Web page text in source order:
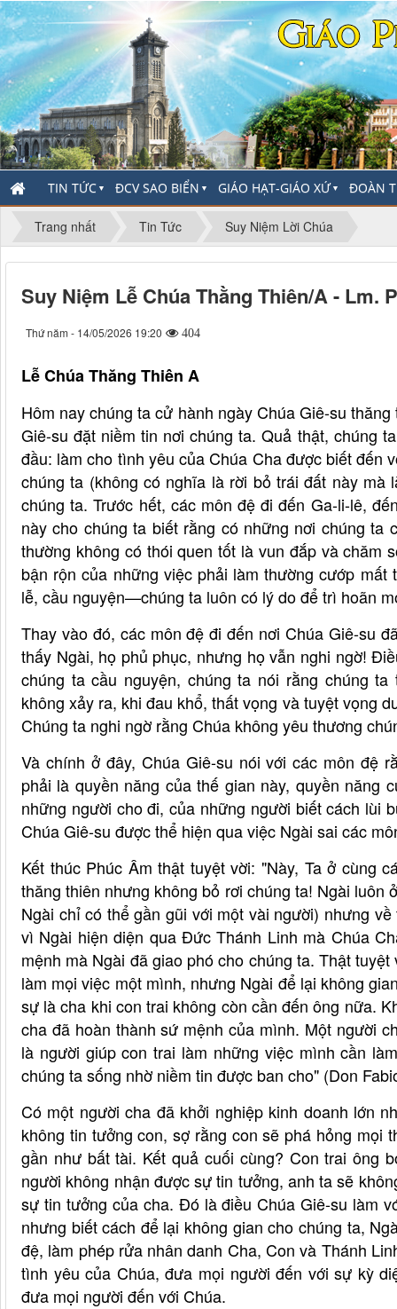
TIN TỨC ▼ ĐCV SAO BIỂN ▼ GIÁO HẠT-GIÁO XỨ▼ ĐOÀN
Trang nhất Tin Tức Suy Niệm Lời Chúa
Suy Niệm Lễ Chúa Thằng Thiên/A - Lm.
Thứ năm - 14/05/2026 19:20 404
Lễ Chúa Thăng Thiên A
Hôm nay chúng ta cử hành ngày Chúa Giê-su
Giê-su đặt niềm tin nơi chúng ta. Quả thật, chúng
đầu: làm cho tình yêu của Chúa Cha được biết đến
chúng ta (không có nghĩa là rời bỏ trái đất này
chúng ta. Trước hết, các môn đệ đi đến Ga-li-lê,
này cho chúng ta biết rằng có những nơi chúng
thường không có thói quen tốt là vun đắp và chăm
bận rộn của những việc phải làm thường cướp
lễ, cầu nguyện—chúng ta luôn có lý do để trì hoãn
Thay vào đó, các môn đệ đi đến nơi Chúa Giê-su
thấy Ngài, họ phủ phục, nhưng họ vẫn nghi ngờ!
chúng ta cầu nguyện, chúng ta nói rằng chúng
không xảy ra, khi đau khổ, thất vọng và tuyệt vọng
Chúng ta nghi ngờ rằng Chúa không yêu thương
Và chính ở đây, Chúa Giê-su nói với các môn đệ
phải là quyền năng của thế gian này, quyền năng
những người cho đi, của những người biết cách lùi
Chúa Giê-su được thể hiện qua việc Ngài sai các
Kết thúc Phúc Âm thật tuyệt vời: "Này, Ta ở cùng
thăng thiên nhưng không bỏ rơi chúng ta! Ngài luôn
Ngài chỉ có thể gần gũi với một vài người) nhưng
vì Ngài hiện diện qua Đức Thánh Linh mà Chúa
mệnh mà Ngài đã giao phó cho chúng ta. Thật
làm mọi việc một mình, nhưng Ngài để lại không
sự là cha khi con trai không còn cần đến ông nữa.
cha đã hoàn thành sứ mệnh của mình. Một người
là người giúp con trai làm những việc mình cần
chúng ta sống nhờ niềm tin được ban cho" (Don
Có một người cha đã khởi nghiệp kinh doanh lớn
không tin tưởng con, sợ rằng con sẽ phá hỏng
gần như bất tài. Kết quả cuối cùng? Con trai ông
người không nhận được sự tin tưởng, anh ta sẽ
sự tin tưởng của cha. Đó là điều Chúa Giê-su làm
nhưng biết cách để lại không gian cho chúng ta,
đệ, làm phép rửa nhân danh Cha, Con và Thánh
tình yêu của Chúa, đưa mọi người đến với sự kỳ
đưa mọi người đến với Chúa.